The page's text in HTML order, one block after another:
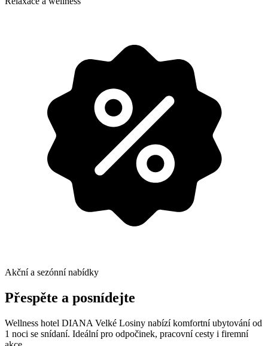
Akční a sezónní nabídky
Přespěte a posnídejte
Wellness hotel DIANA Velké Losiny nabízí komfortní ubytování od
1 noci se snídaní. Ideální pro odpočinek, pracovní cesty i firemní